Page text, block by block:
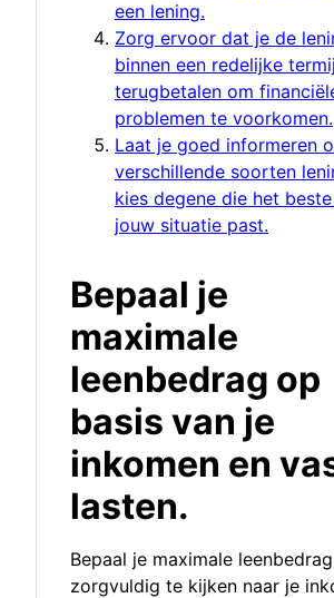
een lening.
Zorg ervoor dat je de
binnen een redelijke
terugbetalen om
problemen te voorkomen.
Laat je goed informeren
verschillende soorten
kies degene die het
jouw situatie past.
Bepaal je
maximale
leenbedrag op
basis van je
inkomen en
lasten.
Bepaal je maximale
zorgvuldig te kijken naar je